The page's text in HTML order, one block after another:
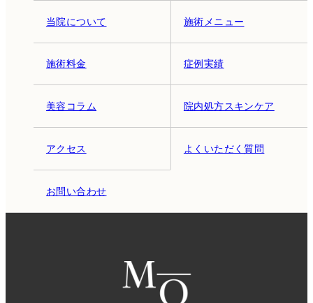
当院について 施術メニュー
施術料金 症例実績
美容コラム 院内処方スキンケア
アクセス よくいただく質問
お問い合わせ